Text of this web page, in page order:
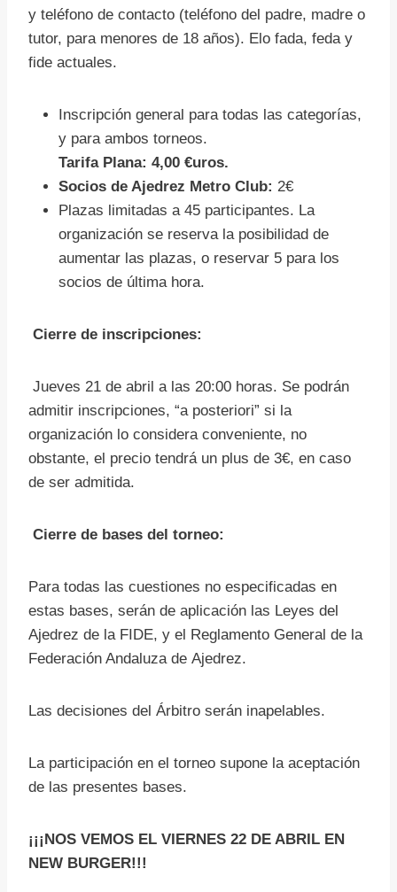
y teléfono de contacto (teléfono del padre, madre o
tutor, para menores de 18 años). Elo fada, feda y
fide actuales.
Inscripción general para todas las categorías,
y para ambos torneos.
Tarifa Plana: 4,00 €uros.
Socios de Ajedrez Metro Club: 2€
Plazas limitadas a 45 participantes. La
organización se reserva la posibilidad de
aumentar las plazas, o reservar 5 para los
socios de última hora.
Cierre de inscripciones:
Jueves 21 de abril a las 20:00 horas. Se podrán
admitir inscripciones, “a posteriori” si la
organización lo considera conveniente, no
obstante, el precio tendrá un plus de 3€, en caso
de ser admitida.
Cierre de bases del torneo:
Para todas las cuestiones no especificadas en
estas bases, serán de aplicación las Leyes del
Ajedrez de la FIDE, y el Reglamento General de la
Federación Andaluza de Ajedrez.
Las decisiones del Árbitro serán inapelables.
La participación en el torneo supone la aceptación
de las presentes bases.
¡¡¡NOS VEMOS EL VIERNES 22 DE ABRIL EN
NEW BURGER!!!